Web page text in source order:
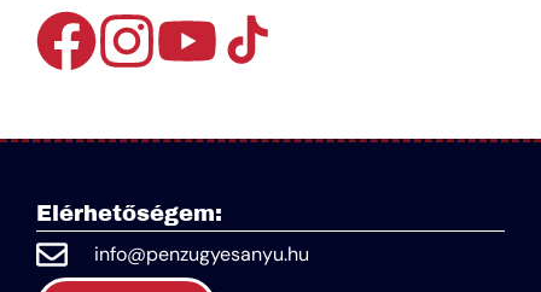
Elérhetőségem:
info@penzugyesanyu.hu